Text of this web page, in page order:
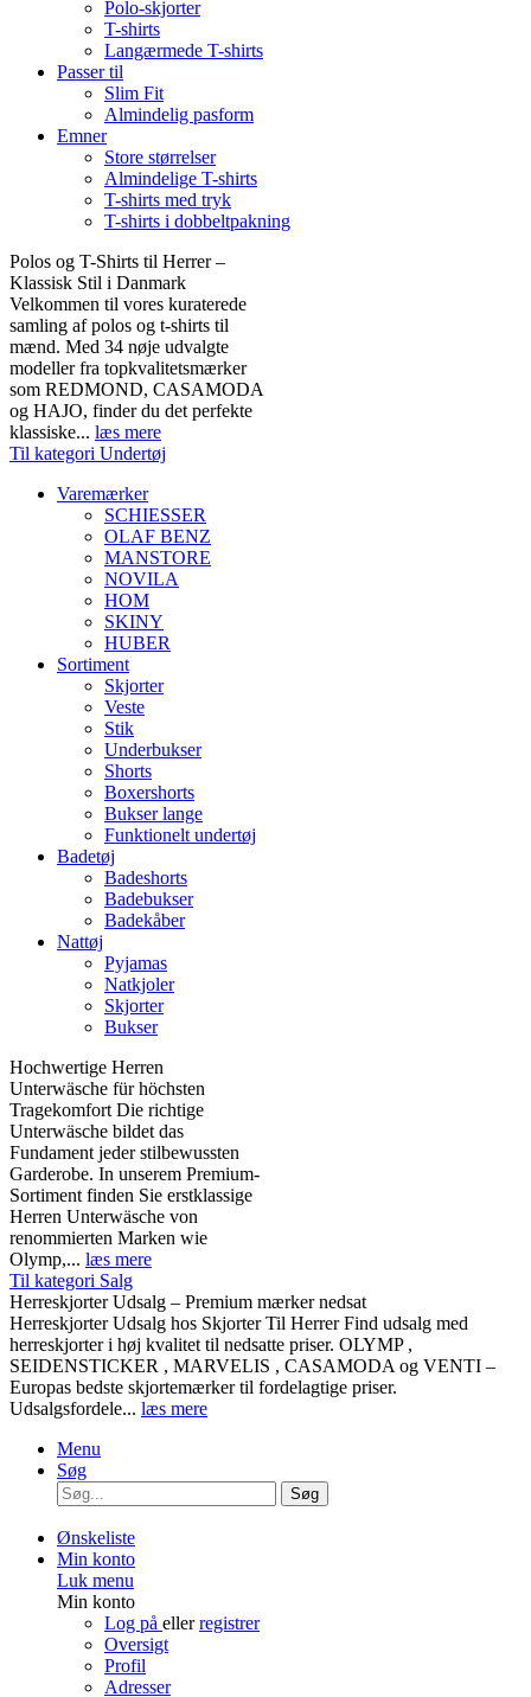
Polo-skjorter
T-shirts
Langærmede T-shirts
Passer til
Slim Fit
Almindelig pasform
Emner
Store størrelser
Almindelige T-shirts
T-shirts med tryk
T-shirts i dobbeltpakning
Polos og T-Shirts til Herrer –
Klassisk Stil i Danmark
Velkommen til vores kuraterede
samling af polos og t-shirts til
mænd. Med 34 nøje udvalgte
modeller fra topkvalitetsmærker
som REDMOND, CASAMODA
og HAJO, finder du det perfekte
klassiske... læs mere
Til kategori Undertøj
Varemærker
SCHIESSER
OLAF BENZ
MANSTORE
NOVILA
HOM
SKINY
HUBER
Sortiment
Skjorter
Veste
Stik
Underbukser
Shorts
Boxershorts
Bukser lange
Funktionelt undertøj
Badetøj
Badeshorts
Badebukser
Badekåber
Nattøj
Pyjamas
Natkjoler
Skjorter
Bukser
Hochwertige Herren
Unterwäsche für höchsten
Tragekomfort Die richtige
Unterwäsche bildet das
Fundament jeder stilbewussten
Garderobe. In unserem Premium-
Sortiment finden Sie erstklassige
Herren Unterwäsche von
renommierten Marken wie
Olymp,... læs mere
Til kategori Salg
Herreskjorter Udsalg – Premium mærker nedsat
Herreskjorter Udsalg hos Skjorter Til Herrer Find udsalg med
herreskjorter i høj kvalitet til nedsatte priser. OLYMP ,
SEIDENSTICKER , MARVELIS , CASAMODA og VENTI –
Europas bedste skjortemærker til fordelagtige priser.
Udsalgsfordele... læs mere
Menu
Søg
Søg
Ønskeliste
Min konto
Luk menu
Min konto
Log på ellerregistrer
Oversigt
Profil
Adresser